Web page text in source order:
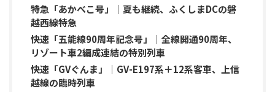
特急「あかべこ号」｜夏も継続、ふくしまDCの磐
越西線特急
快速「五能線90周年記念号」｜全線開通90周年、
リゾート車2編成連結の特別列車
快速「GVぐんま」｜GV-E197系＋12系客車、上信
越線の臨時列車